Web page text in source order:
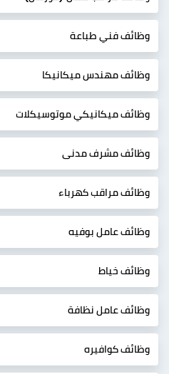
وظائف فني طباعة
وظائف مهندس ميكانيكا
وظائف ميكانيكي موتوسيكلات
وظائف مشرف مدنى
وظائف مراقب كهرباء
وظائف عامل بوفيه
وظائف خياط
وظائف عامل نظافة
وظائف كوافيره